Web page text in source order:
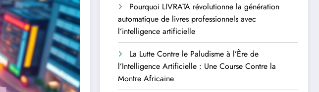
Pourquoi LIVRATA révolutionne la génération
automatique de livres professionnels avec
l’intelligence artificielle
La Lutte Contre le Paludisme à l’Ère de
l’Intelligence Artificielle : Une Course Contre la
Montre Africaine